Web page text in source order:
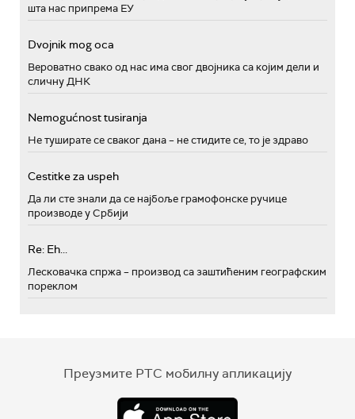
шта нас припрема ЕУ
Dvojnik mog oca
Вероватно свако од нас има свог двојника са којим дели и
сличну ДНК
Nemogućnost tusiranja
Не туширате се сваког дана – не стидите се, то је здраво
Cestitke za uspeh
Да ли сте знали да се најбоље грамофонске ручице
производе у Србији
Re: Eh...
Лесковачка спржа – производ са заштићеним географским
пореклом
Преузмите РТС мобилну апликацију